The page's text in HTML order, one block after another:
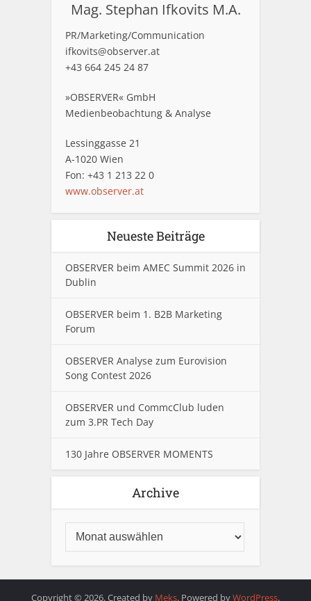
Mag. Stephan Ifkovits M.A.
PR/Marketing/Communication
ifkovits@observer.at
+43 664 245 24 87
»OBSERVER« GmbH
Medienbeobachtung & Analyse
Lessinggasse 21
A-1020 Wien
Fon: +43 1 213 22 0
www.observer.at
Neueste Beiträge
OBSERVER beim AMEC Summit 2026 in
Dublin
OBSERVER beim 1. B2B Marketing
Forum
OBSERVER Analyse zum Eurovision
Song Contest 2026
OBSERVER und CommcClub luden
zum 3.PR Tech Day
130 Jahre OBSERVER MOMENTS
Archive
Copyright © 2026. Created by Meks. Powered byWordPress.